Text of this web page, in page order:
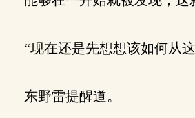
“现在还是先想想该如何从
东野雷提醒道。